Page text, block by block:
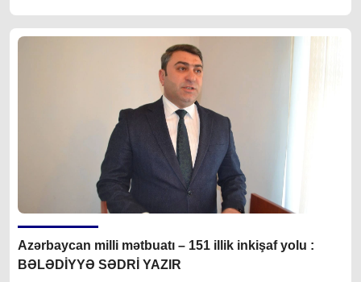
Azərbaycan milli mətbuatı – 151 illik inkişaf yolu :
BƏLƏDİYYƏ SƏDRİ YAZIR